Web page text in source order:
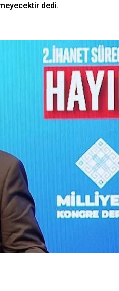
dedi.